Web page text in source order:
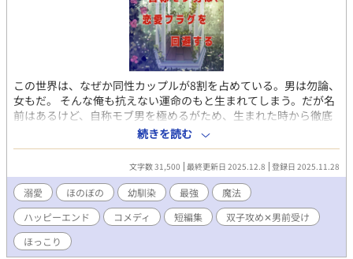
この世界は、なぜか同性カップルが8割を占めている。男は勿論、
女もだ。 そんな俺も抗えない運命のもと生まれてしまう。だが名
前はあるけど、自称モブ男を極めるがため、生まれた時から徹底
して名乗らないを貫いていた。お陰で25年間平穏な生活をして生
きてきた。 だが、そんな俺にも強敵はいる。なぜなら生まれた時
から俺を好きだという幼馴染の【男】がいた。名前はソラティ
オ。貴族の息子だ。 生まれた時からは大げさだが、それくらい俺
が好きらしい。母さんから聞いた話によると隣同士でベビーベッ
ドに寝ていた時だ。キラキラした眼差しで俺を見ていたらし
い……。 これも運命の悪戯か、本来なら家で出産する所を2人と
も病院で産む状況を作られていたからだ。貴族と平民が同じ病院
なんて本来ならあり得ない。そんな訳で、モブ男を貫きたい俺は
続きを読む
文字数 31,500 最終更新日 2025.12.8 登録日 2025.11.28
溺愛 ほのぼの 幼馴染 最強
魔法
ハッピーエンド
コメディ 短編集
双子攻め✕男前受け
ほっこり